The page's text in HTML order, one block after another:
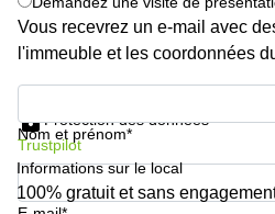
Esch-
sur-
Alzette
Centres
Sandweiler
Vous recevrez un e-mail avec
l'immeuble et les coordonnées
Nom et prénom*
Protection des données
Trustpilot
Informations sur le local
100% gratuit et sans